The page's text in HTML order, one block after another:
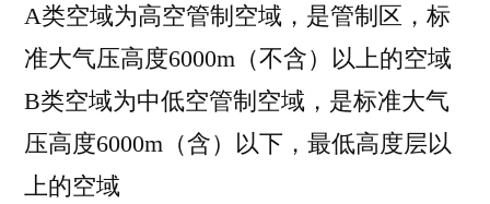
A类空域为高空管制空域，是管制区，标
准大气压高度6000m（不含）以上的空域
B类空域为中低空管制空域，是标准大气
压高度6000m（含）以下，最低高度层以
上的空域